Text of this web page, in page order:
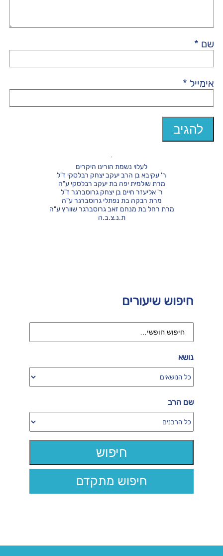
שם *
אימייל *
חיפוש שיעורים
נושא
שם הרב
חיפוש מתקדם
לעלוי נשמת הורינו היקרים
ר' עקיבא בן הרב יעקב יצחק רבלסקי ז"ל
מרת שולמית יפה בת יעקב רבלסקי ע"ה
ר' אליעזר חיים בן יצחק גרוסברגר ז"ל
מרת רבקה בת נפתלי גרוסברגר ע"ה
מרת רחל בת מנחם זאב גרוסברגר שוורץ ע"ה
ת.נ.צ.ב.ה